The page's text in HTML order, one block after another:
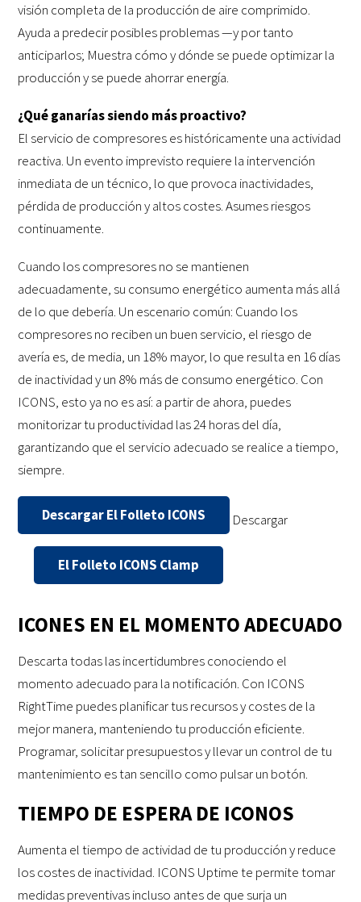
visión completa de la producción de aire comprimido.
Ayuda a predecir posibles problemas —y por tanto
anticiparlos; Muestra cómo y dónde se puede optimizar la
producción y se puede ahorrar energía.
¿Qué ganarías siendo más proactivo?
El servicio de compresores es históricamente una actividad
reactiva. Un evento imprevisto requiere la intervención
inmediata de un técnico, lo que provoca inactividades,
pérdida de producción y altos costes. Asumes riesgos
continuamente.
Cuando los compresores no se mantienen
adecuadamente, su consumo energético aumenta más allá
de lo que debería. Un escenario común: Cuando los
compresores no reciben un buen servicio, el riesgo de
avería es, de media, un 18% mayor, lo que resulta en 16 días
de inactividad y un 8% más de consumo energético. Con
ICONS, esto ya no es así: a partir de ahora, puedes
monitorizar tu productividad las 24 horas del día,
garantizando que el servicio adecuado se realice a tiempo,
siempre.
Descargar El Folleto ICONS Descargar
El Folleto ICONS Clamp
ICONES EN EL MOMENTO ADECUADO
Descarta todas las incertidumbres conociendo el
momento adecuado para la notificación. Con ICONS
RightTime puedes planificar tus recursos y costes de la
mejor manera, manteniendo tu producción eficiente.
Programar, solicitar presupuestos y llevar un control de tu
mantenimiento es tan sencillo como pulsar un botón.
TIEMPO DE ESPERA DE ICONOS
Aumenta el tiempo de actividad de tu producción y reduce
los costes de inactividad. ICONS Uptime te permite tomar
medidas preventivas incluso antes de que surja un